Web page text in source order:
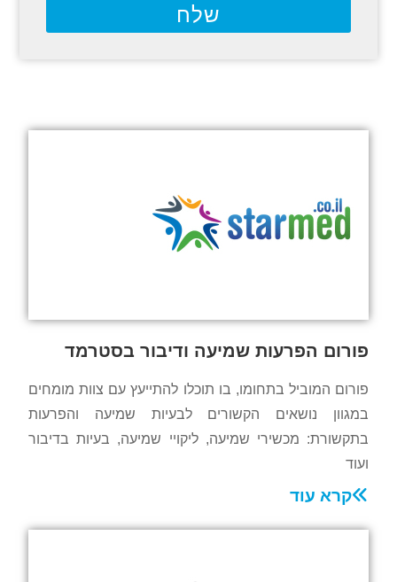
שלח
פורום הפרעות שמיעה ודיבור בסטרמד
פורום המוביל בתחומו, בו תוכלו להתייעץ עם צוות מומחים
במגוון נושאים הקשורים לבעיות שמיעה והפרעות
בתקשורת: מכשירי שמיעה, ליקויי שמיעה, בעיות בדיבור
ועוד
קרא עוד